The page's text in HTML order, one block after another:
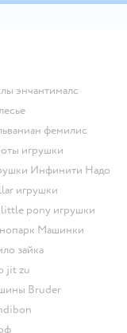
энчантималс
фемилис
игрушки
Инфинити Надо
игрушки
little pony игрушки
Машинки
зайка
jit zu
Bruder